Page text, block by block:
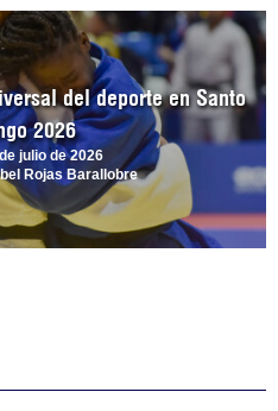
del deporte en Santo
2026
julio de 2026
Rojas Barallobre